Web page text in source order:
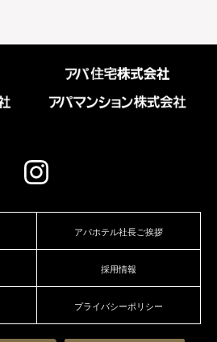
アパホテル社長ご挨拶
採用情報
プライバシーポリシー